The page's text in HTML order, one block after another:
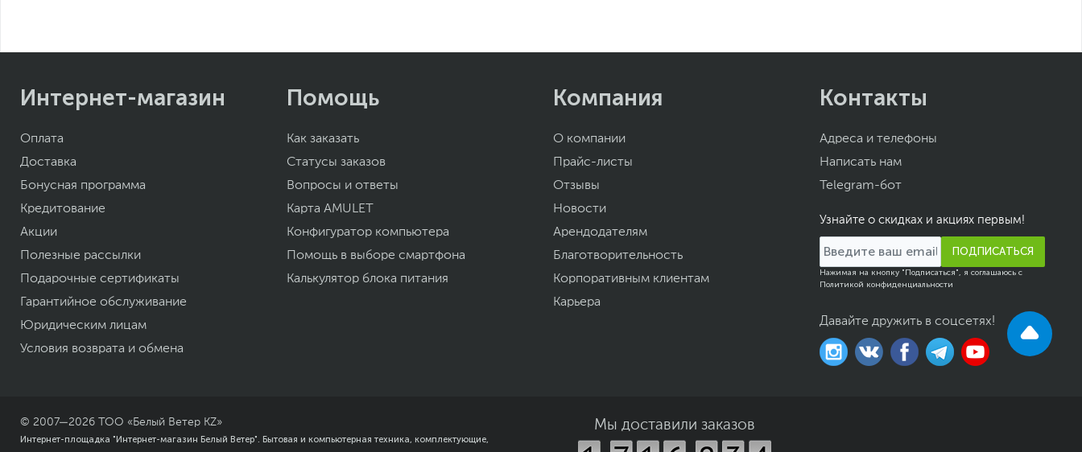
Интернет-магазин
Оплата
Доставка
Бонусная программа
Кредитование
Акции
Полезные рассылки
Подарочные сертификаты
Гарантийное обслуживание
Юридическим лицам
Условия возврата и обмена
Помощь
Как заказать
Статусы заказов
Вопросы и ответы
Карта AMULET
Конфигуратор компьютера
Помощь в выборе смартфона
Калькулятор блока питания
Компания
О компании
Прайс-листы
Отзывы
Новости
Арендодателям
Благотворительность
Корпоративным клиентам
Карьера
Контакты
Адреса и телефоны
Написать нам
Telegram-бот
Узнайте о скидках и акциях первым!
ПОДПИСАТЬСЯ
Нажимая на кнопку "Подписаться", я соглашаюсь с
Политикой конфиденциальности
Давайте дружить в соцсетях!
© 2007—2026 ТОО «Белый Ветер KZ»
Интернет-площадка "Интернет-магазин Белый Ветер". Бытовая и компьютерная техника, комплектующие,
Мы доставили заказов